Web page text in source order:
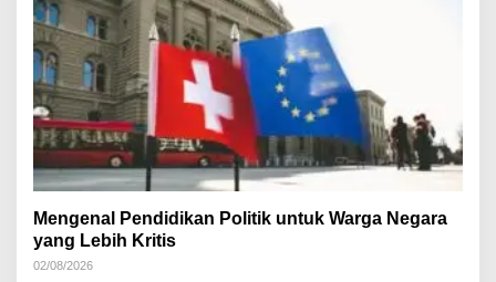
Mengenal Pendidikan Politik untuk Warga Negara
yang Lebih Kritis
02/08/2026